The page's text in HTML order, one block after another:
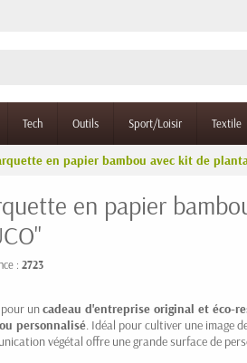
Tech Outils Sport/Loisir Textile
en papier bambou avec kit de
en papier
: 2723
uncadeau d'entreprise original et éco-
personnalisé. Idéal pour cultiver une image
végétal offre une grande surface de